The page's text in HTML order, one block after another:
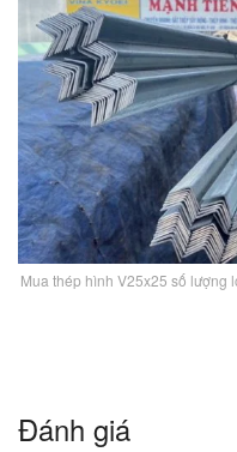
Mua thép hình V25x25 số lượng
Đánh giá